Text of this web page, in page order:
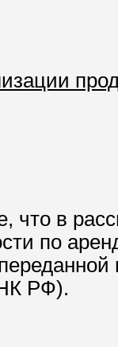
в
по
РФ).